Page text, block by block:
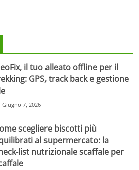
il tuo alleato offline per il
GPS, track back e gestione
Giugno 7, 2026
scegliere biscotti più
al supermercato: la
list nutrizionale scaffale per